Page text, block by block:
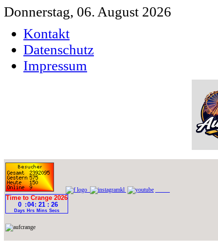
Donnerstag, 06. August 2026
Kontakt
Datenschutz
Impressum